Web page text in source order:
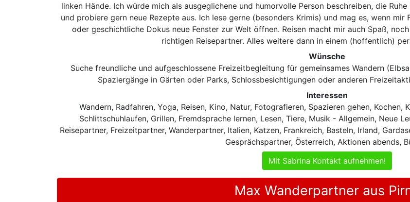
linken Hände. Ich würde mich als ausgeglichene und humorvolle Person beschreiben, die
und probiere gern neue Rezepte aus. Ich lese gerne (besonders Krimis) und mag es, wenn
oder geschichtliche Dokus neue Fenster zur Welt öffnen. Reisen macht mir auch Spaß,
richtigen Reisepartner. Alles weitere dann in einem (hoffentlich)
Wünsche
Suche freundliche und aufgeschlossene Freizeitbegleitung für gemeinsames Wandern
Spaziergänge in Gärten oder Parks, Schlossbesichtigungen oder anderen
Interessen
Wandern, Radfahren, Yoga, Reisen, Kino, Natur, Fotografieren, Spazieren gehen, Kochen,
Schlittschuhlaufen, Grillen, Fremdsprache lernen, Lesen, Tiere, Musik - Allgemein, Neue
Reisepartner, Freizeitpartner, Wanderpartner, Italien, Katzen, Frankreich, Basteln, Irland,
Gesprächspartner, Österreich, Aktionen abends,
Mit Sabrina Kontakt aufnehmen!
Max Wanderpartner aus